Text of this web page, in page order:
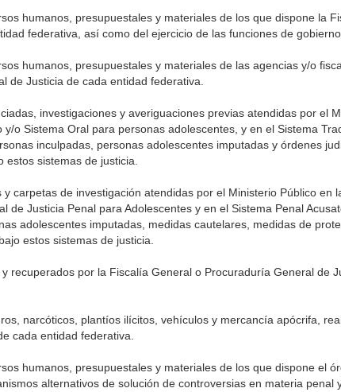
humanos, presupuestales y materiales de los que dispone la
federativa, así como del ejercicio de las funciones de
humanos, presupuestales y materiales de las agencias y/o
de Justicia de cada entidad federativa.
investigaciones y averiguaciones previas atendidas por el
o Sistema Oral para personas adolescentes, y en el Sistema
inculpadas, personas adolescentes imputadas y órdenes
sistemas de justicia.
carpetas de investigación atendidas por el Ministerio Público en
de Justicia Penal para Adolescentes y en el Sistema Penal
adolescentes imputadas, medidas cautelares, medidas de
estos sistemas de justicia.
recuperados por la Fiscalía General o Procuraduría General de
narcóticos, plantíos ilícitos, vehículos y mercancía apócrifa,
cada entidad federativa.
humanos, presupuestales y materiales de los que dispone el
alternativos de solución de controversias en materia penal